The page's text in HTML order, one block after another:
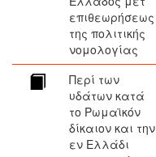
επιθεωρήσεως
της πολιτικής
νομολογίας
Περί των
υδάτων κατά
το Ρωμαϊκόν
δίκαιον και την
εν Ελλάδι